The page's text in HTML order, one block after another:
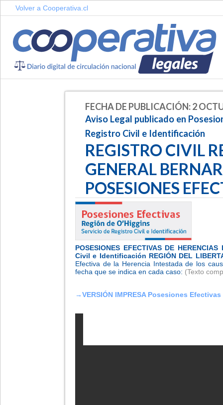
Volver a Cooperativa.cl
FECHA DE PUBLICACIÓN: 2
Aviso Legal publicado en
Registro Civil e Identificación
REGISTRO CIVIL
GENERAL
POSESIONES
POSESIONES EFECTIVAS DE HERENCIAS
Civil e Identificación REGIÓN DEL
Efectiva de la Herencia Intestada de los
fecha que se indica en cada caso: (Texto
→VERSIÓN IMPRESA Posesiones